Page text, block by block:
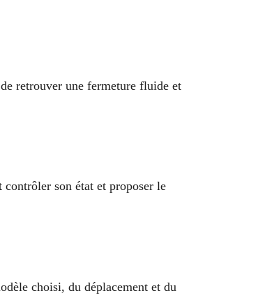
retrouver une fermeture fluide et
son état et proposer le
choisi, du déplacement et du